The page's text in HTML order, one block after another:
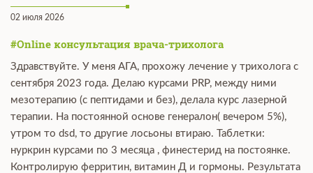
02 июля 2026
#Online консультация врача-трихолога
Здравствуйте. У меня АГА, прохожу лечение у трихолога с
сентября 2023 года. Делаю курсами PRP, между ними
мезотерапию (с пептидами и без), делала курс лазерной
терапии. На постоянной основе генералон( вечером 5%),
утром то dsd, то другие лосьоны втираю. Таблетки:
нуркрин курсами по 3 месяца , финестерид на постоянке.
Контролирую ферритин, витамин Д и гормоны. Результата